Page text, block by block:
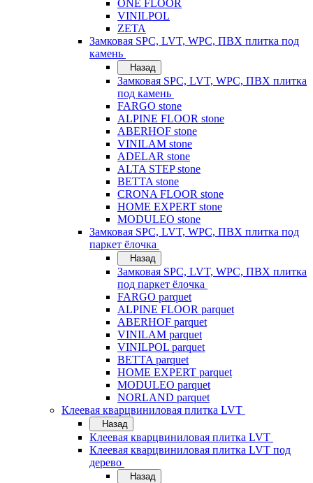
ONE FLOOR
VINILPOL
ZETA
Замковая SPC, LVT, WPC, ПВХ плитка под
камень
Назад
Замковая SPC, LVT, WPC, ПВХ плитка
под камень
FARGO stone
ALPINE FLOOR stone
ABERHOF stone
VINILAM stone
ADELAR stone
ALTA STEP stone
BETTA stone
CRONA FLOOR stone
HOME EXPERT stone
MODULEO stone
Замковая SPC, LVT, WPC, ПВХ плитка под
паркет ёлочка
Назад
Замковая SPC, LVT, WPC, ПВХ плитка
под паркет ёлочка
FARGO parquet
ALPINE FLOOR parquet
ABERHOF parquet
VINILAM parquet
VINILPOL parquet
BETTA parquet
HOME EXPERT parquet
MODULEO parquet
NORLAND parquet
Клеевая кварцвиниловая плитка LVT
Назад
Клеевая кварцвиниловая плитка LVT
Клеевая кварцвиниловая плитка LVT под
дерево
Назад